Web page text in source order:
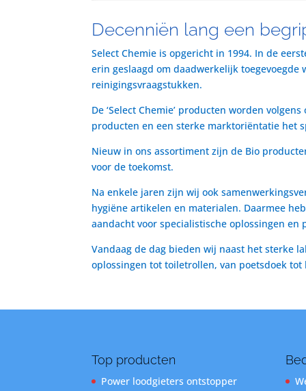
Decenniën lang een
Select Chemie is opgericht in 1994. In de
erin geslaagd om daadwerkelijk
reinigingsvraagstukken.
De ‘Select Chemie’ producten worden
producten en een sterke marktoriëntatie het
Nieuw in ons assortiment zijn de Bio
voor de toekomst.
Na enkele jaren zijn wij ook
hygiëne artikelen en materialen. Daarmee
aandacht voor specialistische oplossingen en
Vandaag de dag bieden wij naast het sterke
oplossingen tot toiletrollen, van poetsdoek
Top producten
Power loodgieters ontstopper